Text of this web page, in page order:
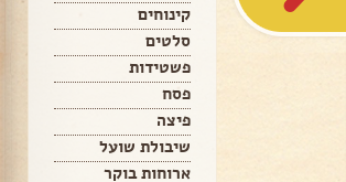
קינוחים
סלטים
פשטידות
פסח
פיצה
שיבולת שועל
ארוחות בוקר